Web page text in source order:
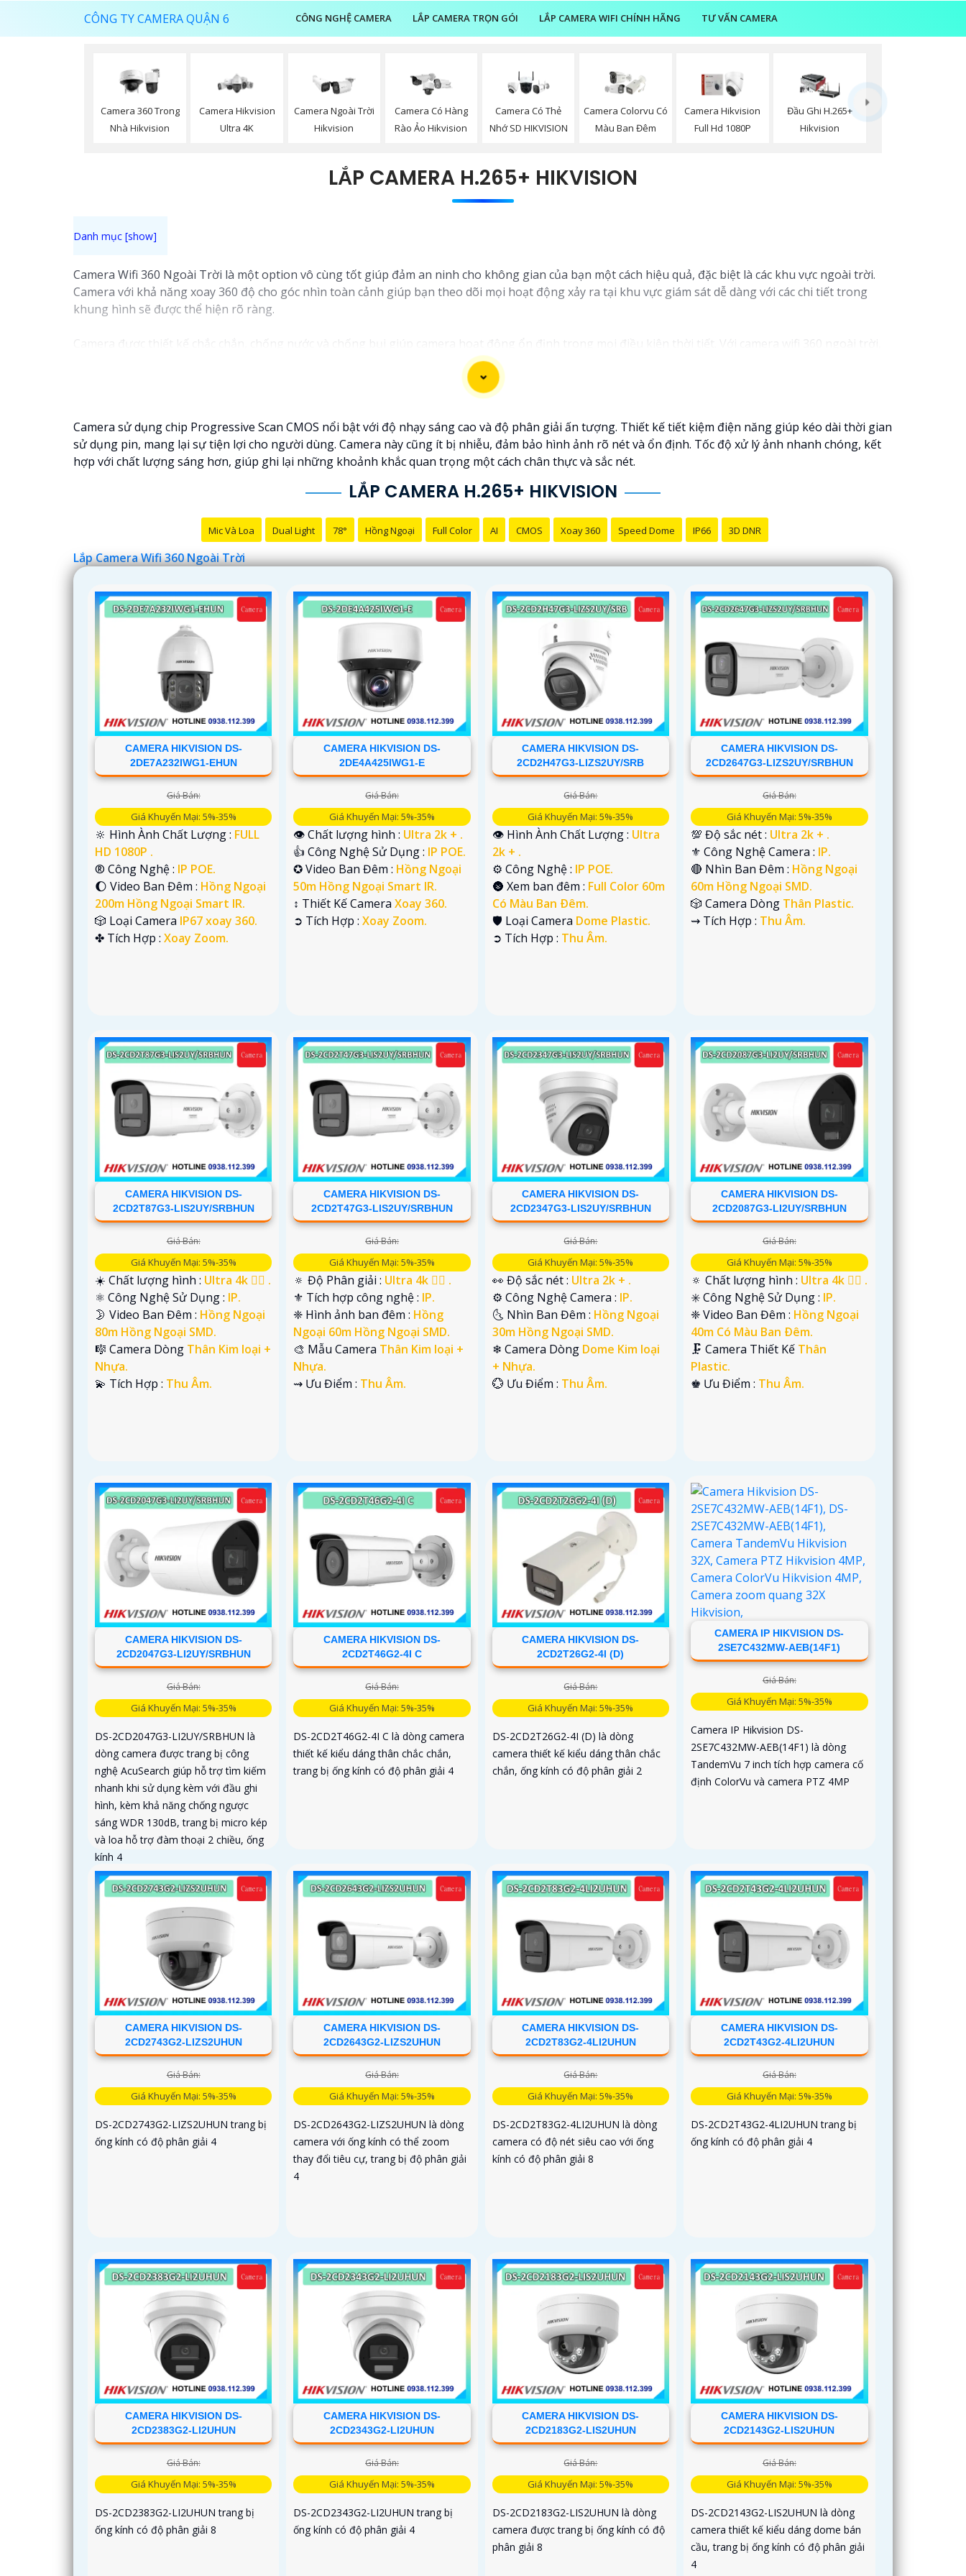
CÔNG TY CAMERA QUẬN 6 CÔNG NGHỆ CAMERA LẮP CAMERA TRỌN GÓI LẮP CAMERA WIFI CHÍNH HÃNG TƯ VẤN CAMERA
Camera 360 Trong
Nhà Hikvision
Camera Hikvision
Ultra 4K
Camera Ngoài Trời
Hikvision
Camera Có Hàng
Rào Ảo Hikvision
Camera Có Thẻ
Nhớ SD HIKVISION
Camera Colorvu Có
Màu Ban Đêm
Camera Hikvision
Full Hd 1080P
Đầu Ghi H.265+
Hikvision
LẮP CAMERA H.265+ HIKVISION
Camera Wifi 360 Ngoài Trời là một option vô cùng tốt giúp đảm an ninh cho không gian của bạn một cách hiệu quả, đặc biệt là các khu vực ngoài trời.
Camera với khả năng xoay 360 độ cho góc nhìn toàn cảnh giúp bạn theo dõi mọi hoạt động xảy ra tại khu vực giám sát dễ dàng với các chi tiết trong
khung hình sẽ được thể hiện rõ ràng.
Camera được thiết kế chắc chắn, chống nước và chống bụi giúp camera hoạt động ổn định trong mọi điều kiện thời tiết. ️Với camera wifi 360 ngoài trời,
bạn có thể yên tâm mà không cần lo lắng về việc bị xâm nhập hoặc mất trội tài sản.
Camera sử dụng chip Progressive Scan CMOS nổi bật với độ nhạy sáng cao và độ phân giải ấn tượng. Thiết kế tiết kiệm điện năng giúp kéo dài thời gian
sử dụng pin, mang lại sự tiện lợi cho người dùng. Camera này cũng ít bị nhiễu, đảm bảo hình ảnh rõ nét và ổn định. Tốc độ xử lý ảnh nhanh chóng, kết
hợp với chất lượng sáng hơn, giúp ghi lại những khoảnh khắc quan trọng một cách chân thực và sắc nét.
LẮP CAMERA H.265+ HIKVISION
Mic Và Loa Dual Light 78° Hồng Ngoại Full Color AI CMOS Xoay 360 Speed Dome IP66 3D DNR
Lắp Camera Wifi 360 Ngoài Trời
CAMERA HIKVISION DS-
2DE7A232IWG1-EHUN
Giá Bán:
Giá Khuyến Mại: 5%-35%
🔆 Hình Ành Chất Lượng : FULL
HD 1080P .
®️ Công Nghệ : IP POE.
🌔 Video Ban Đêm : Hồng Ngoại
200m Hồng Ngoại Smart IR.
🎲 Loại Camera IP67 xoay 360.
️✤ Tích Hợp : Xoay Zoom.
CAMERA HIKVISION DS-
2DE4A425IWG1-E
Giá Bán:
Giá Khuyến Mại: 5%-35%
👁 Chất lượng hình : Ultra 2k + .
👍 Công Nghệ Sử Dụng : IP POE.
✪ Video Ban Đêm : Hồng Ngoại
50m Hồng Ngoại Smart IR.
↕️ Thiết Kế CameraXoay 360.
️➲ Tích Hợp :Xoay Zoom.
CAMERA HIKVISION DS-
2CD2H47G3-LIZS2UY/SRB
Giá Bán:
Giá Khuyến Mại: 5%-35%
👁 Hình Ành Chất Lượng : Ultra
2k + .
⚙ Công Nghệ : IP POE.
🌚 Xem ban đêm : Full Color 60m
Có Màu Ban Ðêm.
🛡 Loại Camera Dome Plastic.
️➲ Tích Hợp : Thu Âm.
CAMERA HIKVISION DS-
2CD2647G3-LIZS2UY/SRBHUN
Giá Bán:
Giá Khuyến Mại: 5%-35%
💯 Độ sắc nét : Ultra 2k + .
⚜️ Công Nghệ Camera : IP.
🔴 Nhìn Ban Đêm : Hồng Ngoại
60m Hồng Ngoại SMD.
🎲 Camera Dòng Thân Plastic.
️⇝ Tích Hợp : Thu Âm.
CAMERA HIKVISION DS-
2CD2T87G3-LIS2UY/SRBHUN
Giá Bán:
Giá Khuyến Mại: 5%-35%
☀️ Chất lượng hình : Ultra 4k 👍🏾 .
⚛️ Công Nghệ Sử Dụng : IP.
🌛 Video Ban Đêm : Hồng Ngoại
80m Hồng Ngoại SMD.
🎼️ Camera Dòng Thân Kim loại +
Nhựa.
️💫 Tích Hợp : Thu Âm.
CAMERA HIKVISION DS-
2CD2T47G3-LIS2UY/SRBHUN
Giá Bán:
Giá Khuyến Mại: 5%-35%
🔅 Độ Phân giải : Ultra 4k 👍🏾 .
⚜️ Tích hợp công nghệ : IP.
❈ Hình ảnh ban đêm : Hồng
Ngoại 60m Hồng Ngoại SMD.
🎨 Mẫu Camera Thân Kim loại +
Nhựa.
️⇝ Ưu Điểm : Thu Âm.
CAMERA HIKVISION DS-
2CD2347G3-LIS2UY/SRBHUN
Giá Bán:
Giá Khuyến Mại: 5%-35%
👀 Độ sắc nét : Ultra 2k + .
⚙ Công Nghệ Camera : IP.
🌜 Nhìn Ban Đêm : Hồng Ngoại
30m Hồng Ngoại SMD.
❄ Camera Dòng Dome Kim loại
+ Nhựa.
️💮 Ưu Điểm : Thu Âm.
CAMERA HIKVISION DS-
2CD2087G3-LI2UY/SRBHUN
Giá Bán:
Giá Khuyến Mại: 5%-35%
🔅 Chất lượng hình : Ultra 4k 👍🏾 .
✳️ Công Nghệ Sử Dụng : IP.
❈ Video Ban Đêm : Hồng Ngoại
40m Có Màu Ban Ðêm.
🗜️ Camera Thiết Kế Thân
Plastic.
️♚ Ưu Điểm : Thu Âm.
CAMERA HIKVISION DS-
2CD2047G3-LI2UY/SRBHUN
Giá Bán:
Giá Khuyến Mại: 5%-35%
DS-2CD2047G3-LI2UY/SRBHUN là
dòng camera được trang bị công
nghệ AcuSearch giúp hỗ trợ tìm kiếm
nhanh khi sử dụng kèm với đầu ghi
hình, kèm khả năng chống ngược
sáng WDR 130dB, trang bị micro kép
và loa hỗ trợ đàm thoại 2 chiều, ống
kính 4
CAMERA HIKVISION DS-
2CD2T46G2-4I C
Giá Bán:
Giá Khuyến Mại: 5%-35%
DS-2CD2T46G2-4I C là dòng camera
thiết kế kiểu dáng thân chắc chắn,
trang bị ống kính có độ phân giải 4
CAMERA HIKVISION DS-
2CD2T26G2-4I (D)
Giá Bán:
Giá Khuyến Mại: 5%-35%
DS-2CD2T26G2-4I (D) là dòng
camera thiết kế kiểu dáng thân chắc
chắn, ống kính có độ phân giải 2
CAMERA IP HIKVISION DS-
2SE7C432MW-AEB(14F1)
Giá Bán:
Giá Khuyến Mại: 5%-35%
Camera IP Hikvision DS-
2SE7C432MW-AEB(14F1) là dòng
TandemVu 7 inch tích hợp camera cố
định ColorVu và camera PTZ 4MP
CAMERA HIKVISION DS-
2CD2743G2-LIZS2UHUN
Giá Bán:
Giá Khuyến Mại: 5%-35%
DS-2CD2743G2-LIZS2UHUN trang bị
ống kính có độ phân giải 4
CAMERA HIKVISION DS-
2CD2643G2-LIZS2UHUN
Giá Bán:
Giá Khuyến Mại: 5%-35%
DS-2CD2643G2-LIZS2UHUN là dòng
camera với ống kính có thể zoom
thay đổi tiêu cự, trang bị độ phân giải
4
CAMERA HIKVISION DS-
2CD2T83G2-4LI2UHUN
Giá Bán:
Giá Khuyến Mại: 5%-35%
DS-2CD2T83G2-4LI2UHUN là dòng
camera có độ nét siêu cao với ống
kính có độ phân giải 8
CAMERA HIKVISION DS-
2CD2T43G2-4LI2UHUN
Giá Bán:
Giá Khuyến Mại: 5%-35%
DS-2CD2T43G2-4LI2UHUN trang bị
ống kính có độ phân giải 4
CAMERA HIKVISION DS-
2CD2383G2-LI2UHUN
Giá Bán:
Giá Khuyến Mại: 5%-35%
DS-2CD2383G2-LI2UHUN trang bị
ống kính có độ phân giải 8
CAMERA HIKVISION DS-
2CD2343G2-LI2UHUN
Giá Bán:
Giá Khuyến Mại: 5%-35%
DS-2CD2343G2-LI2UHUN trang bị
ống kính có độ phân giải 4
CAMERA HIKVISION DS-
2CD2183G2-LIS2UHUN
Giá Bán:
Giá Khuyến Mại: 5%-35%
DS-2CD2183G2-LIS2UHUN là dòng
camera được trang bị ống kính có độ
phân giải 8
CAMERA HIKVISION DS-
2CD2143G2-LIS2UHUN
Giá Bán:
Giá Khuyến Mại: 5%-35%
DS-2CD2143G2-LIS2UHUN là dòng
camera thiết kế kiểu dáng dome bán
cầu, trang bị ống kính có độ phân giải
4